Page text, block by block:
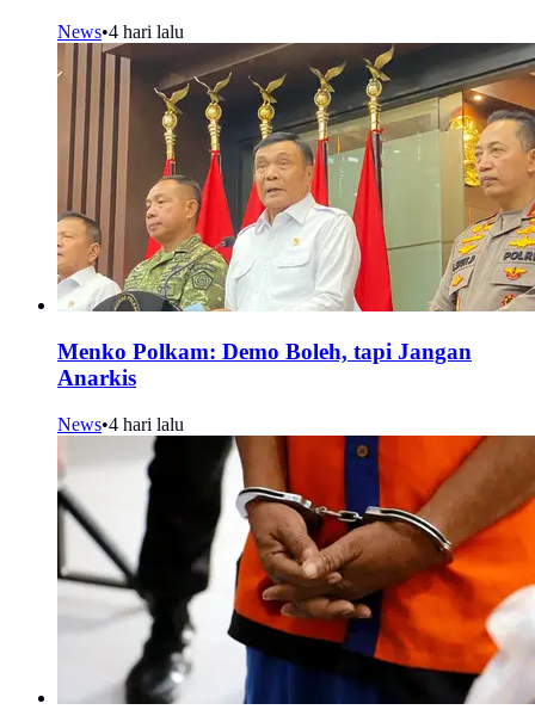
News•4 hari lalu
Menko Polkam: Demo Boleh, tapi Jangan
Anarkis
News•4 hari lalu